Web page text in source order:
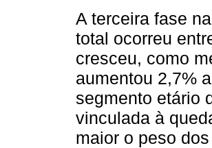
A terceira fase
total ocorreu
cresceu, como
aumentou 2,7%
segmento etário
vinculada à
maior o peso